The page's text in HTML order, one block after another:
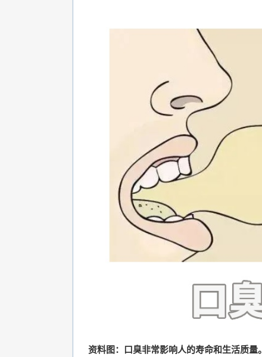
资料图：口臭非常影响人的寿命和生活质量。